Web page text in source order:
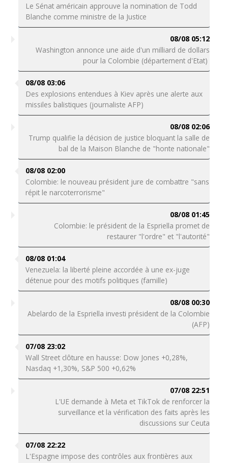
Le Sénat américain approuve la nomination de Todd
Blanche comme ministre de la Justice
08/08 05:12
Washington annonce une aide d'un milliard de dollars
pour la Colombie (département d'Etat)
08/08 03:06
Des explosions entendues à Kiev après une alerte aux
missiles balistiques (journaliste AFP)
08/08 02:06
Trump qualifie la décision de justice bloquant la salle de
bal de la Maison Blanche de "honte nationale"
08/08 02:00
Colombie: le nouveau président jure de combattre "sans
répit le narcoterrorisme"
08/08 01:45
Colombie: le président de la Espriella promet de
restaurer "l'ordre" et "l'autorité"
08/08 01:04
Venezuela: la liberté pleine accordée à une ex-juge
détenue pour des motifs politiques (famille)
08/08 00:30
Abelardo de la Espriella investi président de la Colombie
(AFP)
07/08 23:02
Wall Street clôture en hausse: Dow Jones +0,28%,
Nasdaq +1,30%, S&P 500 +0,62%
07/08 22:51
L'UE demande à Meta et TikTok de renforcer la
surveillance et la vérification des faits après les
discussions sur Ceuta
07/08 22:22
L'Espagne impose des contrôles aux frontières aux